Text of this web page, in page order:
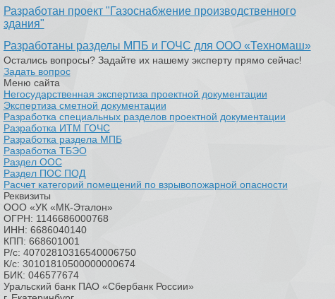
Разработан проект "Газоснабжение производственного
здания"
Разработаны разделы МПБ и ГОЧС для ООО «Техномаш»
Остались вопросы? Задайте их нашему эксперту прямо сейчас!
Задать вопрос
Меню сайта
Негосударственная экспертиза проектной документации
Экспертиза сметной документации
Разработка специальных разделов проектной документации
Разработка ИТМ ГОЧС
Разработка раздела МПБ
Разработка ТБЭО
Раздел ООС
Раздел ПОС ПОД
Расчет категорий помещений по взрывопожарной опасности
Реквизиты
ООО «УК «МК-Эталон»
ОГРН: 1146686000768
ИНН: 6686040140
КПП: 668601001
Р/с: 40702810316540006750
К/с: 30101810500000000674
БИК: 046577674
Уральский банк ПАО «Сбербанк России»